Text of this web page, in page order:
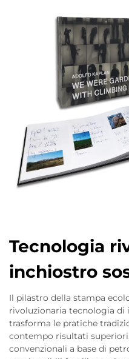
Tecnologia
inchiostro
Il pilastro della stampa
rivoluzionaria tecnologia di
trasforma le pratiche
contempo risultati
convenzionali a base di